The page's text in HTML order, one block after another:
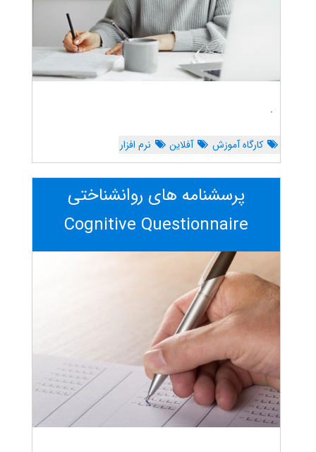
.
کارگاه آموزش آفلاین نرم افزار
پرسشنامه های روانشناختی
Cognitive Questionnaire